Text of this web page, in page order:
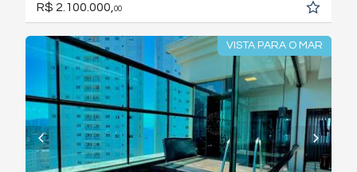
R$ 2.100.000,00
VISTA PARA O MAR